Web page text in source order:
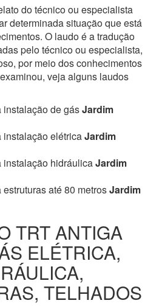
do técnico ou especialista
determinada situação que está
O laudo é a tradução
pelo técnico ou especialista,
por meio dos conhecimentos
veja alguns laudos
instalação de gásJardim
instalação elétricaJardim
instalação hidráulicaJardim
até 80 metrosJardim
TRT ANTIGA
ELÉTRICA,
TELHADOS